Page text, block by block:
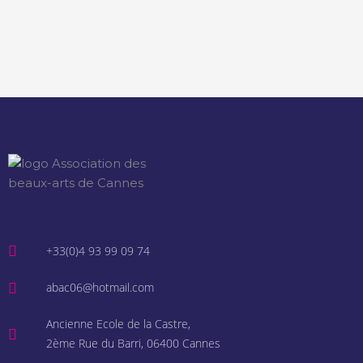
+33(0)4 93 99 09 74
abac06@hotmail.com
Ancienne Ecole de la Castre,
2ème Rue du Barri, 06400 Cannes